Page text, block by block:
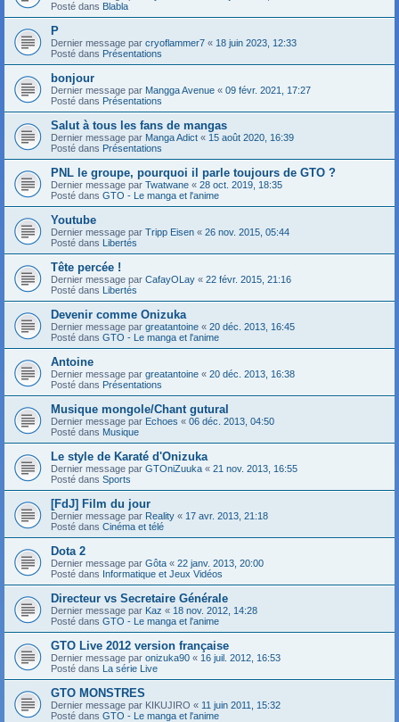
Posté dans Blabla
P
Dernier message par cryoflammer7 « 18 juin 2023, 12:33
Posté dans Présentations
bonjour
Dernier message par Mangga Avenue « 09 févr. 2021, 17:27
Posté dans Présentations
Salut à tous les fans de mangas
Dernier message par Manga Adict « 15 août 2020, 16:39
Posté dans Présentations
PNL le groupe, pourquoi il parle toujours de GTO ?
Dernier message par Twatwane « 28 oct. 2019, 18:35
Posté dans GTO - Le manga et l'anime
Youtube
Dernier message par Tripp Eisen « 26 nov. 2015, 05:44
Posté dans Libertés
Tête percée !
Dernier message par CafayOLay « 22 févr. 2015, 21:16
Posté dans Libertés
Devenir comme Onizuka
Dernier message par greatantoine « 20 déc. 2013, 16:45
Posté dans GTO - Le manga et l'anime
Antoine
Dernier message par greatantoine « 20 déc. 2013, 16:38
Posté dans Présentations
Musique mongole/Chant gutural
Dernier message par Echoes « 06 déc. 2013, 04:50
Posté dans Musique
Le style de Karaté d'Onizuka
Dernier message par GTOniZuuka « 21 nov. 2013, 16:55
Posté dans Sports
[FdJ] Film du jour
Dernier message par Reality « 17 avr. 2013, 21:18
Posté dans Cinéma et télé
Dota 2
Dernier message par Gôta « 22 janv. 2013, 20:00
Posté dans Informatique et Jeux Vidéos
Directeur vs Secretaire Générale
Dernier message par Kaz « 18 nov. 2012, 14:28
Posté dans GTO - Le manga et l'anime
GTO Live 2012 version française
Dernier message par onizuka90 « 16 juil. 2012, 16:53
Posté dans La série Live
GTO MONSTRES
Dernier message par KIKUJIRO « 11 juin 2011, 15:32
Posté dans GTO - Le manga et l'anime